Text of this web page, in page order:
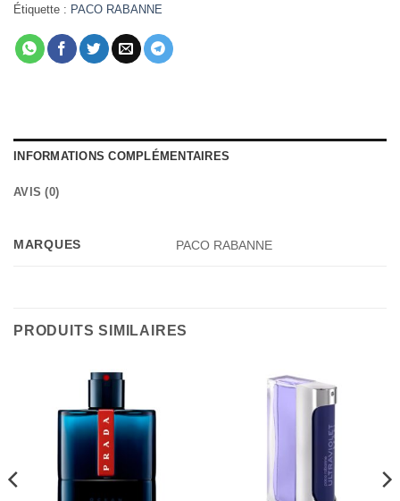
Étiquette : PACO RABANNE
INFORMATIONS COMPLÉMENTAIRES
AVIS (0)
MARQUES PACO RABANNE
PRODUITS SIMILAIRES